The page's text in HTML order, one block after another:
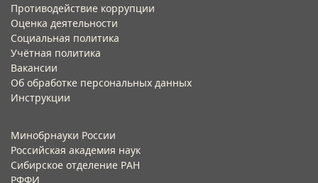
Противодействие коррупции
Оценка деятельности
Социальная политика
Учётная политика​
Вакансии​
Об обработке персональных данных​
Инструкции​
Минобрнауки России
Российская академия наук
Сибирское отделение РАН
РФФИ